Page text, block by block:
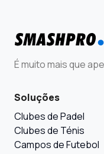
É muito mais que
Soluções
Clubes de Padel
Clubes de Ténis
Campos de Futebol